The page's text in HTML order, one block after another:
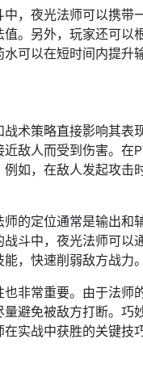
，夜光法师可以携带
。另外，玩家还可以
可以在短时间内提升
术策略直接影响其表
敌人而受到伤害。在
如，在敌人发起攻击
的定位通常是输出和
斗中，夜光法师可
，快速削弱敌方战力。
非常重要。由于法
避免被敌方打断。巧
实战中获胜的关键技巧